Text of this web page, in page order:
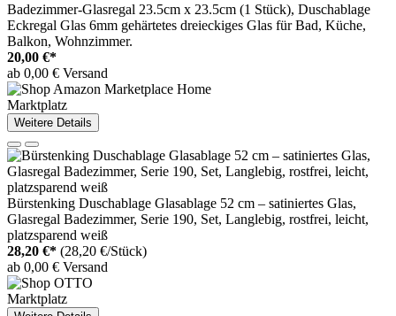
Badezimmer-Glasregal 23.5cm x 23.5cm (1 Stück), Duschablage
Eckregal Glas 6mm gehärtetes dreieckiges Glas für Bad, Küche,
Balkon, Wohnzimmer.
20,00 €*
ab 0,00 € Versand
Marktplatz
Weitere Details
Bürstenking Duschablage Glasablage 52 cm – satiniertes Glas,
Glasregal Badezimmer, Serie 190, Set, Langlebig, rostfrei, leicht,
platzsparend weiß
28,20 €* (28,20 €/Stück)
ab 0,00 € Versand
Marktplatz